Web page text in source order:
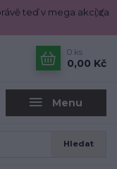
teď v mega akci za
Menu
Hledat
0 ks
0,00 Kč